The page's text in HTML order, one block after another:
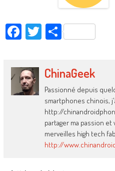
Facebook
Twitter
Partager
ChinaGeek
Passionné depuis
smartphones chinois,
http://
partager ma passion
merveilles high tech
http://